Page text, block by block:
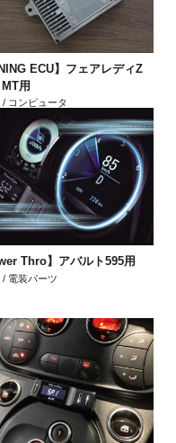
ECU】フェアレディZ
用
/ コンピュータ
Thro】アバルト595用
/ 電装パーツ